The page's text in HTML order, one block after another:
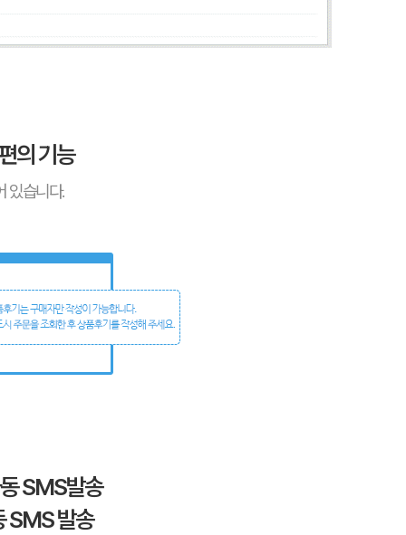
의 기능
있습니다.
SMS발송
SMS 발송